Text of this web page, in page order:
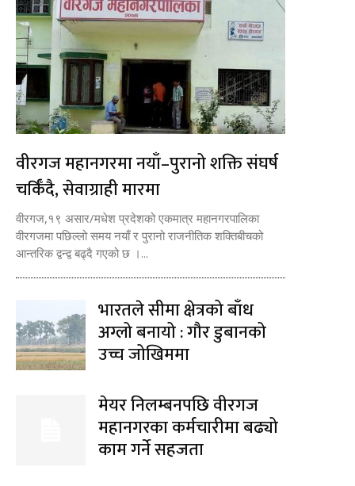
वीरगज महानगरमा नयाँ–पुरानो शक्ति संघर्ष
चर्किँदै, सेवाग्राही मारमा
वीरगज,१९ असार/मधेश प्रदेशको एकमात्र महानगरपालिका
वीरगजमा पछिल्लो समय नयाँ र पुरानो राजनीतिक शक्तिबीचको
आन्तरिक द्वन्द्व बढ्दै गएको छ ।...
भारतले सीमा क्षेत्रको बाँध
अग्लो बनायो : गौर डुबानको
उच्च जोखिममा
मेयर निलम्बनपछि वीरगज
महानगरका कर्मचारीमा बढ्यो
काम गर्ने सहजता